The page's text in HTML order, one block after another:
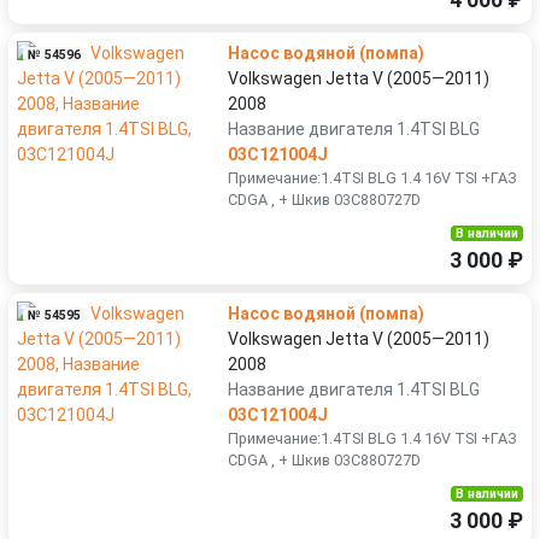
№ 54596
Насос водяной (помпа)
Volkswagen Jetta V (2005—2011)
2008
Название двигателя 1.4TSI BLG
03C121004J
Примечание:1.4TSI BLG 1.4 16V TSI +ГАЗ
CDGA , + Шкив 03C880727D
В наличии
3 000 ₽
№ 54595
Насос водяной (помпа)
Volkswagen Jetta V (2005—2011)
2008
Название двигателя 1.4TSI BLG
03C121004J
Примечание:1.4TSI BLG 1.4 16V TSI +ГАЗ
CDGA , + Шкив 03C880727D
В наличии
3 000 ₽